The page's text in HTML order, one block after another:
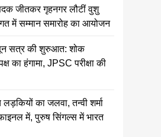
जीतकर गृहनगर लौटीं वुशु
में सम्मान समारोह का आयोजन
सत्र की शुरुआत: शोक
का हंगामा, JPSC परीक्षा की
लड़कियों का जलवा, तन्वी शर्मा
फाइनल में, पुरुष सिंगल्स में भारत